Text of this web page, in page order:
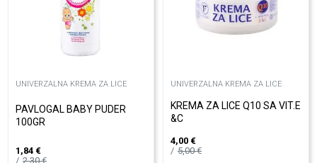
UNIVERZALNA KREMA ZA LICE
PAVLOGAL BABY PUDER
100GR
1,84 €
2,30€
UNIVERZALNA KREMA ZA LICE
KREMA ZA LICE Q10 SA VIT.E
&C
4,00 €
5,00€